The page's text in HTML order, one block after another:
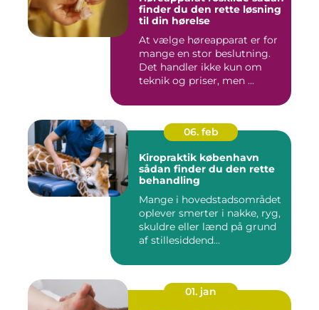
finder du den rette løsning
til din hørelse
At vælge høreapparat er for
mange en stor beslutning.
Det handler ikke kun om
teknik og priser, men ...
06. feb
Kiropraktik københavn
sådan finder du den rette
behandling
Mange i hovedstadsområdet
oplever smerter i nakke, ryg,
skuldre eller lænd på grund
af stillesiddend...
01. jan